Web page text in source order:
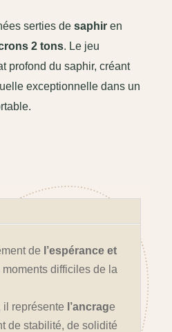
serties de saphiren
2 tons. Le jeu
profond du saphir, créant
exceptionnelle dans un
de l’espérance et
difficiles de la
il représente l’ancrage
de stabilité, de solidité